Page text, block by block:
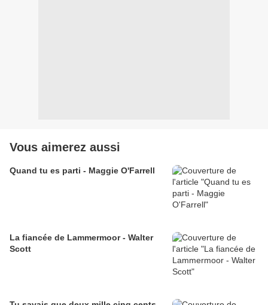
Vous aimerez aussi
Quand tu es parti - Maggie O'Farrell
La fiancée de Lammermoor - Walter
Scott